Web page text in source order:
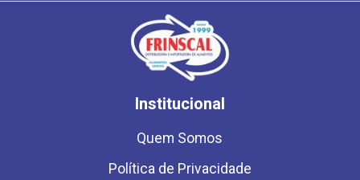
Institucional
Quem Somos
Política de Privacidade